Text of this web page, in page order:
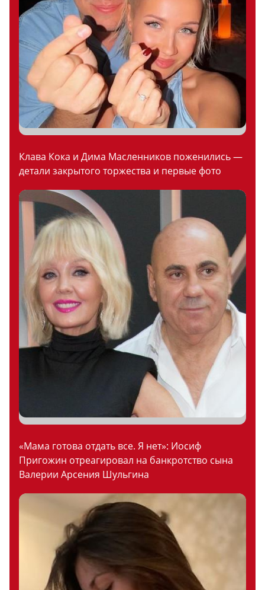
Клава Кока и Дима Масленников поженились —
детали закрытого торжества и первые фото
«Мама готова отдать все. Я нет»: Иосиф
Пригожин отреагировал на банкротство сына
Валерии Арсения Шульгина